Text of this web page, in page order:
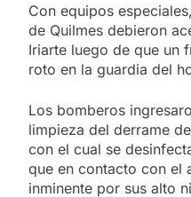
Con equipos
de Quilmes debieron
Iriarte luego de que un
roto en la guardia del
Los bomberos
limpieza del derrame
con el cual se
que en contacto con el
inminente por sus alto